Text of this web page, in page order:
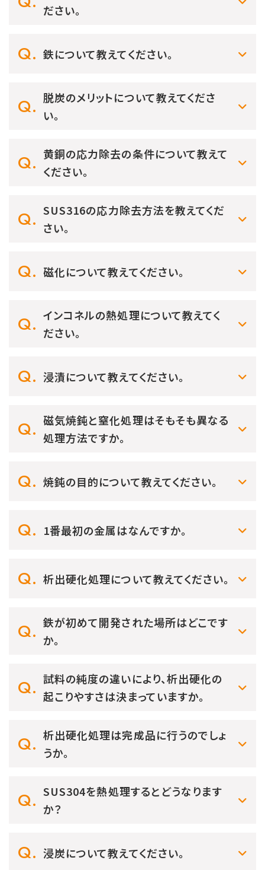
ださい。
鉄について教えてください。
脱炭のメリットについて教えてくださ
い。
黄銅の応力除去の条件について教えて
ください。
SUS316の応力除去方法を教えてくだ
さい。
磁化について教えてください。
インコネルの熱処理について教えてく
ださい。
浸漬について教えてください。
磁気焼鈍と窒化処理はそもそも異なる
処理方法ですか。
焼鈍の目的について教えてください。
1番最初の金属はなんですか。
析出硬化処理について教えてください。
鉄が初めて開発された場所はどこです
か。
試料の純度の違いにより、析出硬化の
起こりやすさは決まっていますか。
析出硬化処理は完成品に行うのでしょ
うか。
SUS304を熱処理するとどうなります
か？
浸炭について教えてください。